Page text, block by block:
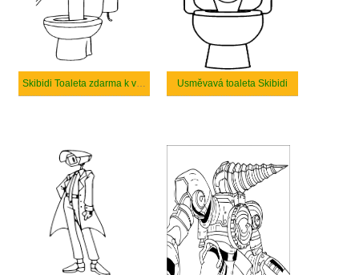
Skibidi Toaleta zdarma k vytisknutí Usměvavá toaleta Skibidi